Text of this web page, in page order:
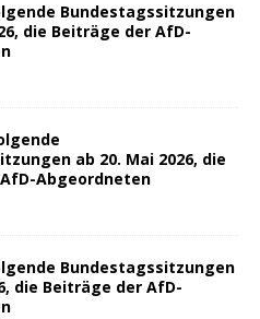
Bundestagssitzungen
die Beiträge der AfD-
ab 20. Mai 2026, die
Abgeordneten
Bundestagssitzungen
die Beiträge der AfD-